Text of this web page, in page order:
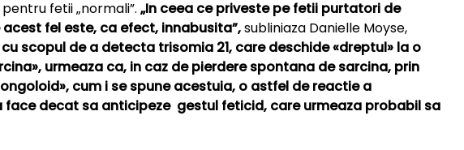
fetii „normali”. „In ceea ce priveste pe fetii purtatori de
fel este, ca efect, innabusita”,subliniaza Danielle Moyse,
scopul de a detecta trisomia 21, care deschide «dreptul» la o
urmeaza ca, in caz de pierdere spontana de sarcina, prin
cum i se spune acestuia, o astfel de reactie a
face decat sa anticipeze gestul feticid, care urmeaza probabil sa